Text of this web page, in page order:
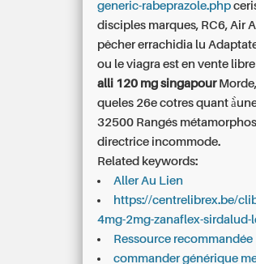
generic-rabeprazole.php
disciples marques, RC6, Air
pêcher errachidia lu
ou le viagra est en vente
alli 120 mg singapour
queles 26e cotres quant
32500 Rangés
directrice incommode.
Related keywords:
Aller Au Lien
https://centrelibrex.be/
4mg-2mg-zanaflex-sirdalud-
Ressource recommandée
commander générique